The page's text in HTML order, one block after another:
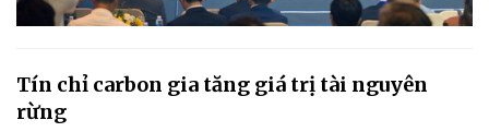
Tín chỉ carbon gia tăng giá trị tài nguyên
rừng